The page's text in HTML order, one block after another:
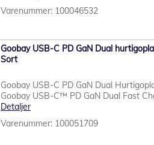
Varenummer: 100046532
Goobay USB-C PD GaN Dual
Sort
Goobay USB-C PD GaN Dual
Goobay USB-C™ PD GaN Dual Fast
Detaljer
Varenummer: 100051709